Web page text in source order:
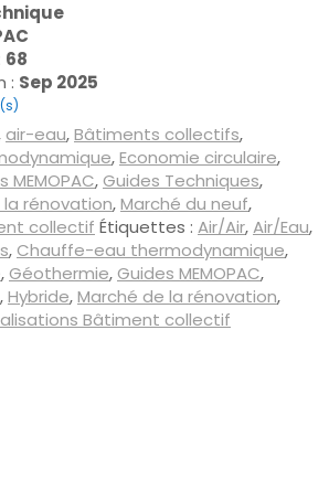
68
: Sep 2025
air-eau,Bâtiments collectifs,
,Economie circulaire,
MEMOPAC, Guides Techniques,
rénovation,Marché du neuf,
collectif Étiquettes : Air/Air,Air/Eau,
, Chauffe-eau thermodynamique,
, Géothermie, Guides MEMOPAC,
,Hybride,Marché de la rénovation,
Bâtiment collectif